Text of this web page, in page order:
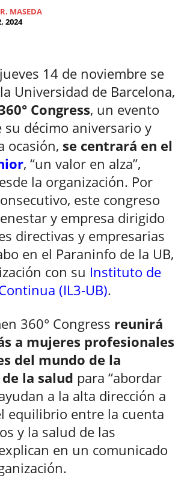
MASEDA
2024
14 de noviembre se
Universidad de Barcelona,
Congress, un evento
su décimo aniversario y
ocasión, se centrará en el
, “un valor en alza”,
la organización. Por
este congreso
y empresa dirigido
directivas y empresarias
en el Paraninfo de la UB,
con su Instituto de
(IL3-UB).
360° Congress reunirá
a mujeres profesionales
del mundo de la
la salud para “abordar
a la alta dirección a
equilibrio entre la cuenta
y la salud de las
en un comunicado